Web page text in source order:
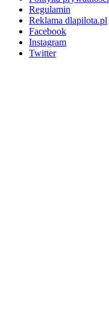
Regulamin
Reklama dlapilota.pl
Facebook
Instagram
Twitter